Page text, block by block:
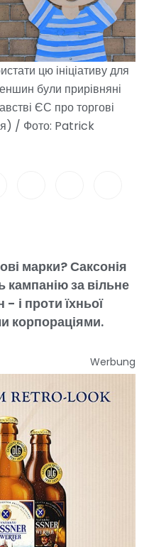
цю ініціативу для
були прирівняні
ЄС про торгові
/ Фото: Patrick
марки? Саксонія
за вільне
і проти їхньої
корпораціями.
Werbung